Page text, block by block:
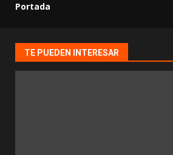
Portada
TE PUEDEN INTERESAR